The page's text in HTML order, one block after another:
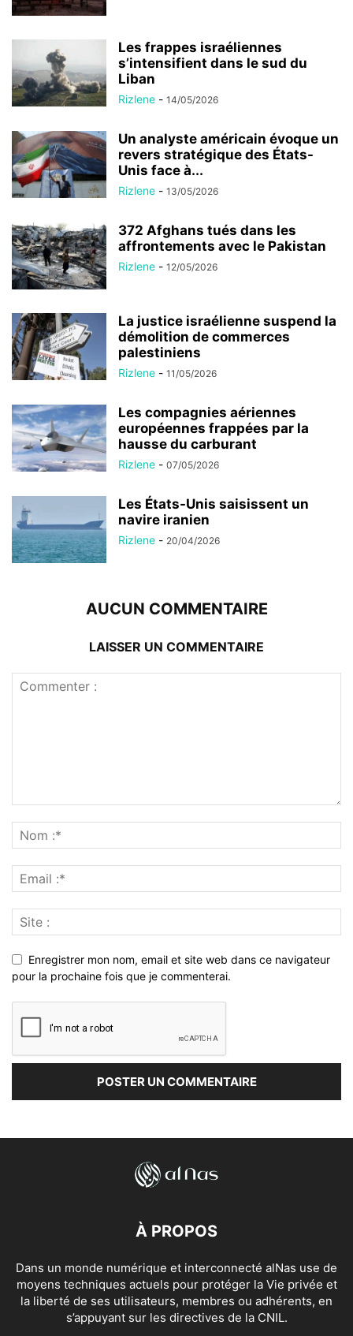
Les frappes israéliennes
s’intensifient dans le sud du
Liban
Rizlene - 14/05/2026
Un analyste américain évoque un
revers stratégique des États-
Unis face à...
Rizlene - 13/05/2026
372 Afghans tués dans les
affrontements avec le Pakistan
Rizlene - 12/05/2026
La justice israélienne suspend la
démolition de commerces
palestiniens
Rizlene - 11/05/2026
Les compagnies aériennes
européennes frappées par la
hausse du carburant
Rizlene - 07/05/2026
Les États-Unis saisissent un
navire iranien
Rizlene - 20/04/2026
AUCUN COMMENTAIRE
LAISSER UN COMMENTAIRE
Enregistrer mon nom, email et site web dans ce navigateur
pour la prochaine fois que je commenterai.
À PROPOS
Dans un monde numérique et interconnecté alNas use de
moyens techniques actuels pour protéger la Vie privée et
la liberté de ses utilisateurs, membres ou adhérents, en
s’appuyant sur les directives de la CNIL.